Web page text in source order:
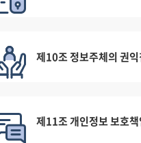
제10조 정보주체의 권
제11조 개인정보 보호